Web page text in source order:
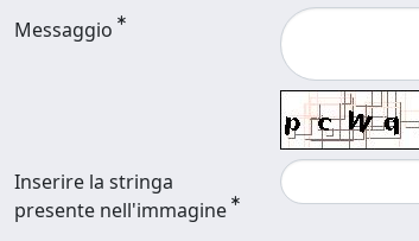
Messaggio
Inserire la stringa
presente nell'immagine